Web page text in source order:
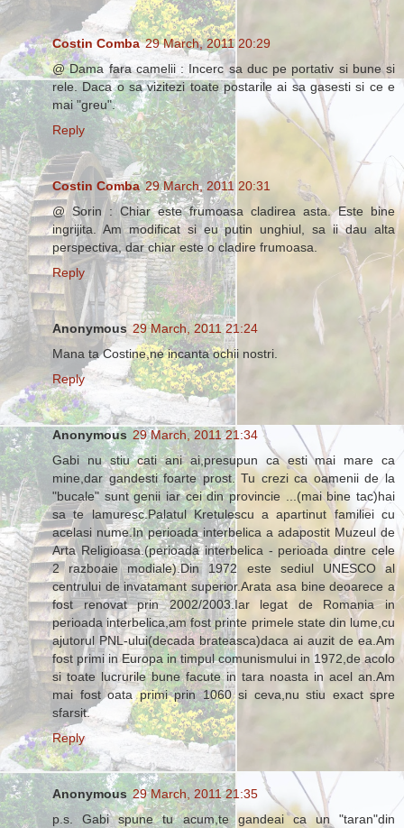
Costin Comba 29 March, 2011 20:29
@ Dama fara camelii : Incerc sa duc pe portativ si bune si
rele. Daca o sa vizitezi toate postarile ai sa gasesti si ce e
mai "greu".
Reply
Costin Comba 29 March, 2011 20:31
@ Sorin : Chiar este frumoasa cladirea asta. Este bine
ingrijita. Am modificat si eu putin unghiul, sa ii dau alta
perspectiva, dar chiar este o cladire frumoasa.
Reply
Anonymous 29 March, 2011 21:24
Mana ta Costine,ne incanta ochii nostri.
Reply
Anonymous 29 March, 2011 21:34
Gabi nu stiu cati ani ai,presupun ca esti mai mare ca
mine,dar gandesti foarte prost. Tu crezi ca oamenii de la
"bucale" sunt genii iar cei din provincie ...(mai bine tac)hai
sa te lamuresc.Palatul Kretulescu a apartinut familiei cu
acelasi nume.In perioada interbelica a adapostit Muzeul de
Arta Religioasa.(perioada interbelica - perioada dintre cele
2 razboaie modiale).Din 1972 este sediul UNESCO al
centrului de invatamant superior.Arata asa bine deoarece a
fost renovat prin 2002/2003.Iar legat de Romania in
perioada interbelica,am fost printe primele state din lume,cu
ajutorul PNL-ului(decada brateasca)daca ai auzit de ea.Am
fost primi in Europa in timpul comunismului in 1972,de acolo
si toate lucrurile bune facute in tara noasta in acel an.Am
mai fost oata primi prin 1060 si ceva,nu stiu exact spre
sfarsit.
Reply
Anonymous 29 March, 2011 21:35
p.s. Gabi spune tu acum,te gandeai ca un "taran"din